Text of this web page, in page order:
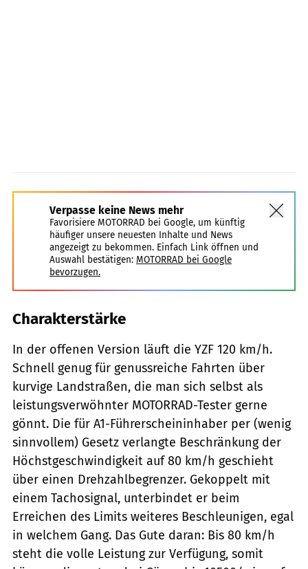
Verpasse keine News mehr
Favorisiere MOTORRAD bei Google, um künftig
häufiger unsere neuesten Inhalte und News
angezeigt zu bekommen. Einfach Link öffnen und
Auswahl bestätigen: MOTORRAD bei Google
bevorzugen.
Charakterstärke
In der offenen Version läuft die YZF 120 km/h.
Schnell genug für genussreiche Fahrten über
kurvige Landstraßen, die man sich selbst als
leistungsverwöhnter MOTORRAD-Tester gerne
gönnt. Die für A1-Führerscheininhaber per (wenig
sinnvollem) Gesetz verlangte Beschränkung der
Höchstgeschwindigkeit auf 80 km/h geschieht
über einen Drehzahlbegrenzer. Gekoppelt mit
einem Tachosignal, unterbindet er beim
Erreichen des Limits weiteres Beschleunigen, egal
in welchem Gang. Das Gute daran: Bis 80 km/h
steht die volle Leistung zur Verfügung, somit